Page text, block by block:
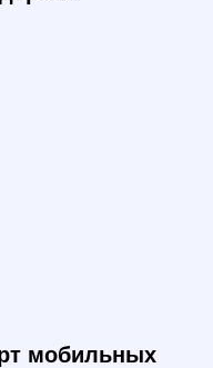
мобильных